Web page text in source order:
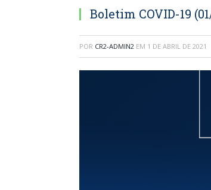
Boletim COVID-19
POR CR2-ADMIN2 EM 1 DE ABRIL DE 2021